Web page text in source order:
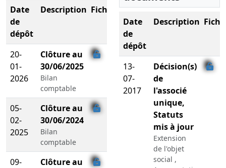
Date
de
dépôt
Description Fichier
20-
01-
2026
Clôture au
30/06/2025
Bilan
comptable
05-
02-
2025
Clôture au
30/06/2024
Bilan
comptable
09-
Clôture au
Date
de
dépôt
Description
13-
07-
2017
Décision(s)
de
l'associé
unique,
Statuts
mis à jour
Extension
de l'objet
social ,